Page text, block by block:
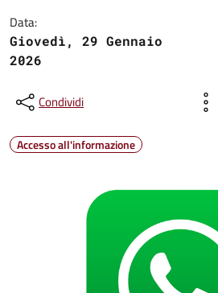
Data:
Giovedì, 29 Gennaio
2026
Condividi
Accesso all'informazione